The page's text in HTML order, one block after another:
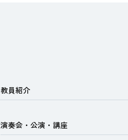
教員紹介
演奏会・公演・講座